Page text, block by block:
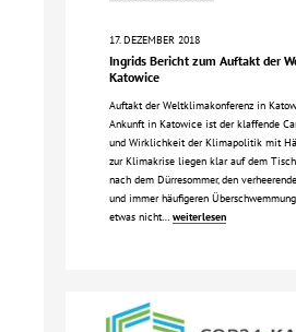
17. DEZEMBER 2018
Ingrids Bericht zum Auftakt der
Katowice
Auftakt der Weltklimakonferenz in
Ankunft in Katowice ist der klaffende
und Wirklichkeit der Klimapolitik mit
zur Klimakrise liegen klar auf dem
nach dem Dürresommer, den
und immer häufigeren
etwas nicht… weiterlesen